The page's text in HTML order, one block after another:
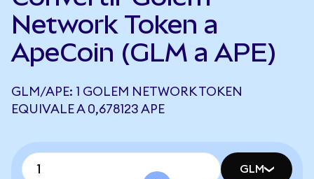
Network Token a
ApeCoin (GLM a APE)
GLM/APE: 1 GOLEM NETWORK TOKEN
EQUIVALE A 0,678123 APE
GLM